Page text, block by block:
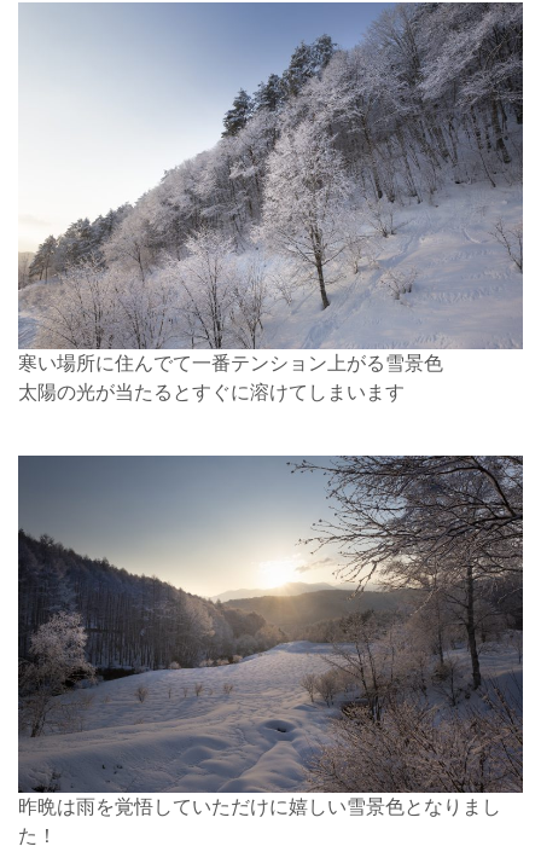
寒い場所に住んでて一番テンション上がる雪景色
太陽の光が当たるとすぐに溶けてしまいます
昨晩は雨を覚悟していただけに嬉しい雪景色となりまし
た！